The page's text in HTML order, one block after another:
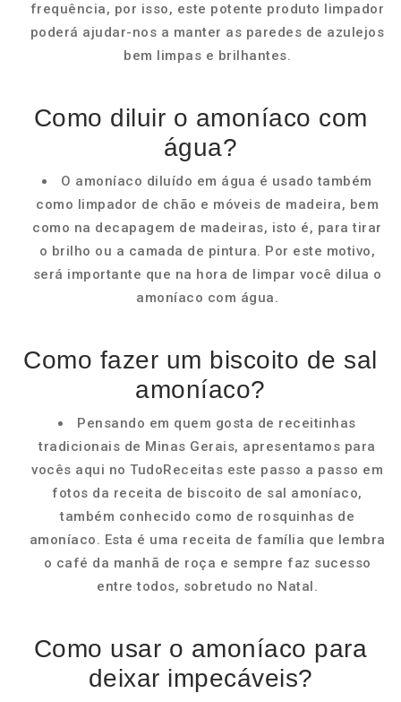
frequência, por isso, este potente produto limpador
poderá ajudar-nos a manter as paredes de azulejos
bem limpas e brilhantes.
Como diluir o amoníaco com
água?
O amoníaco diluído em água é usado também
como limpador de chão e móveis de madeira, bem
como na decapagem de madeiras, isto é, para tirar
o brilho ou a camada de pintura. Por este motivo,
será importante que na hora de limpar você dilua o
amoníaco com água.
Como fazer um biscoito de sal
amoníaco?
Pensando em quem gosta de receitinhas
tradicionais de Minas Gerais, apresentamos para
vocês aqui no TudoReceitas este passo a passo em
fotos da receita de biscoito de sal amoníaco,
também conhecido como de rosquinhas de
amoníaco. Esta é uma receita de família que lembra
o café da manhã de roça e sempre faz sucesso
entre todos, sobretudo no Natal.
Como usar o amoníaco para
deixar impecáveis?